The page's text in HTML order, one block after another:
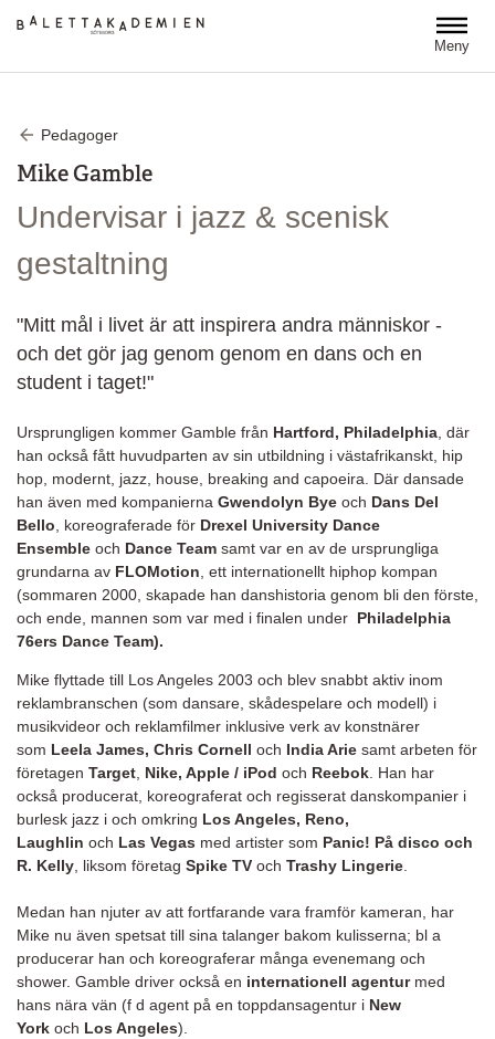
Meny
Pedagoger
Mike Gamble
Undervisar i jazz & scenisk
gestaltning
"Mitt mål i livet är att inspirera andra människor -
och det gör jag genom genom en dans och en
student i taget!"
Ursprungligen kommer Gamble från Hartford, Philadelphia , där
han också fått huvudparten av sin utbildning i västafrikanskt, hip
hop, modernt, jazz, house, breaking and capoeira. Där dansade
han även med kompanierna Gwendolyn Bye och Dans Del
Bello , koreograferade för Drexel University Dance
Ensemble och Dance Team samt var en av de ursprungliga
grundarna av FLOMotion , ett internationellt hiphop kompan
(sommaren 2000, skapade han danshistoria genom bli den förste,
och ende, mannen som var med i finalen under Philadelphia
76ers Dance Team).
Mike flyttade till Los Angeles 2003 och blev snabbt aktiv inom
reklambranschen (som dansare, skådespelare och modell) i
musikvideor och reklamfilmer inklusive verk av konstnärer
som Leela James, Chris Cornell och India Arie samt arbeten för
företagen Target Nike, Apple / iPod och Reebok . Han har
också producerat, koreograferat och regisserat danskompanier i
burlesk jazz i och omkring Los Angeles, Reno,
Laughlin och Las Vegas med artister som Panic! På disco och
R. Kelly , liksom företag Spike TV och Trashy Lingerie
Medan han njuter av att fortfarande vara framför kameran, har
Mike nu även spetsat till sina talanger bakom kulisserna; bl a
producerar han och koreograferar många evenemang och
shower. Gamble driver också en internationell agentur med
hans nära vän (f d agent på en toppdansagentur i New
York och Los Angeles).